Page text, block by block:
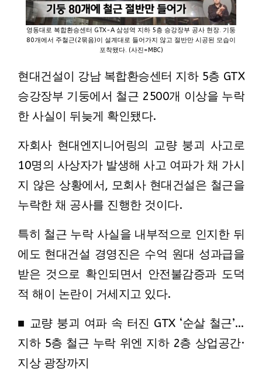
영동대로 복합환승센터 GTX-A 삼성역 지하 5층 승강장부 공사 현장. 기둥
80개에서 주철근(2묶음)이 설계대로 들어가지 않고 절반만 시공된 모습이
포착됐다. (사진=MBC)
현대건설이 강남 복합환승센터 지하 5층 GTX
승강장부 기둥에서 철근 2500개 이상을 누락
한 사실이 뒤늦게 확인됐다.
자회사 현대엔지니어링의 교량 붕괴 사고로
10명의 사상자가 발생해 사고 여파가 채 가시
지 않은 상황에서, 모회사 현대건설은 철근을
누락한 채 공사를 진행한 것이다.
특히 철근 누락 사실을 내부적으로 인지한 뒤
에도 현대건설 경영진은 수억 원대 성과급을
받은 것으로 확인되면서 안전불감증과 도덕
적 해이 논란이 거세지고 있다.
■ 교량 붕괴 여파 속 터진 GTX ‘순살 철근’…
지하 5층 철근 누락 위엔 지하 2층 상업공간·
지상 광장까지